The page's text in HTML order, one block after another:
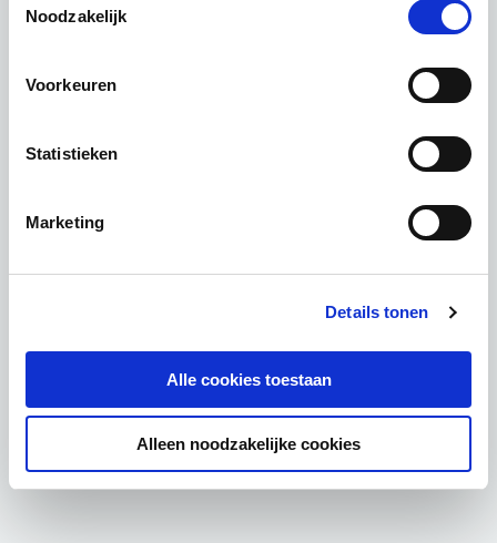
Noodzakelijk
Voorkeuren
Statistieken
Marketing
Details tonen
Alle cookies toestaan
Alleen noodzakelijke cookies